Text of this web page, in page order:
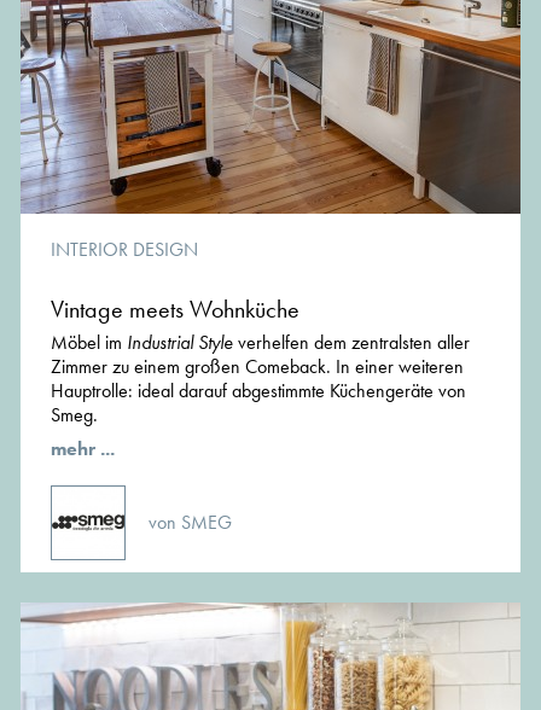
INTERIOR DESIGN
Vintage meets Wohnküche
Möbel im Industrial Styleverhelfen dem zentralsten aller
Zimmer zu einem großen Comeback. In einer weiteren
Hauptrolle: ideal darauf abgestimmte Küchengeräte von
Smeg.
mehr ...
von SMEG